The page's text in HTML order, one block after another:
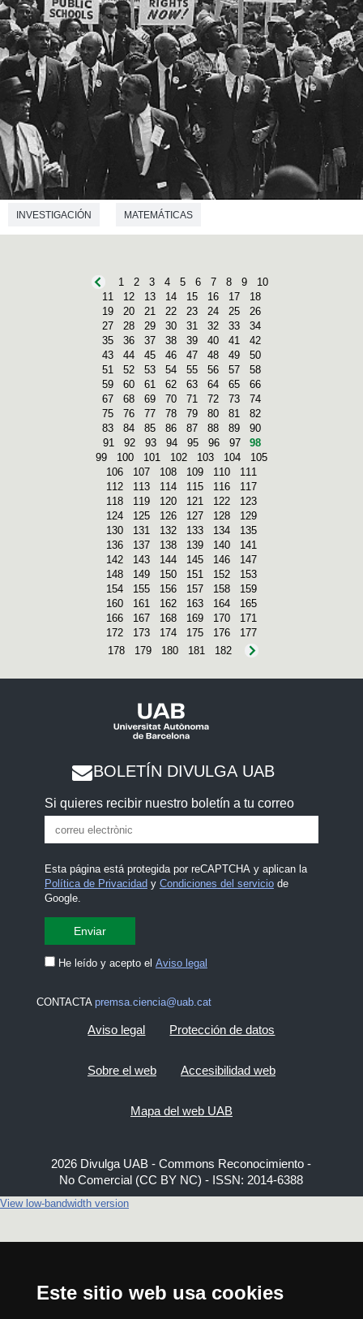
Este sitio web usa cookies
INVESTIGACIÓN MATEMÁTICAS
1 2 3 4 5 6 7 8 9
10
11
12 13 14 15 16 17
18
19
20 21 22 23 24 25
26
27
28 29 30 31 32 33
34
35
36 37 38 39 40 41
42
43
44 45 46 47 48 49
50
51
52 53 54 55 56 57
58
59
60 61 62 63 64 65
66
67
68 69 70 71 72 73
74
75
76 77 78 79 80 81
82
83
84 85 86 87 88 89
90
91
92 93 94 95 96 97
98
99
100 101 102 103 104
105
106
107 108 109 110
111
112
113 114 115 116
117
118
119 120 121 122
123
124
125 126 127 128
129
130
131 132 133 134
135
136
137 138 139 140
141
142
143 144 145 146
147
148
149 150 151 152
153
154
155 156 157 158
159
160
161 162 163 164
165
166
167 168 169 170
171
172
173 174 175 176
177
178
179 180 181 182
BOLETÍN DIVULGA UAB
Si quieres recibir nuestro boletín a tu correo
Esta página está protegida por reCAPTCHA y aplican la
Política de Privacidad y Condiciones del serviciode
Google.
He leído y acepto el Aviso legal
CONTACTA premsa.ciencia@uab.cat
Aviso legal Protección de datos
Sobre el web Accesibilidad web
Mapa del web UAB
2026 Divulga UAB - Commons Reconocimiento -
No Comercial (CC BY NC) - ISSN: 2014-6388
View low-bandwidth version